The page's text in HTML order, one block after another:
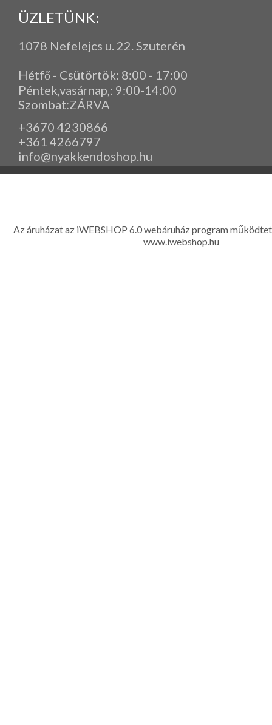
ÜZLETÜNK:
1078 Nefelejcs u. 22. Szuterén
Hétfő - Csütörtök: 8:00 - 17:00
Péntek,vasárnap, : 9:00-14:00
Szombat:ZÁRVA
+3670 4230866
+361 4266797
info@nyakkendoshop.hu
Az áruházat az iWEBSHOP 6.0 webáruház program
www.iwebshop.hu